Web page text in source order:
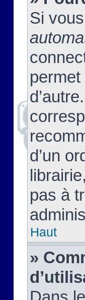
Si
permet
d’un
pas à
Haut
»